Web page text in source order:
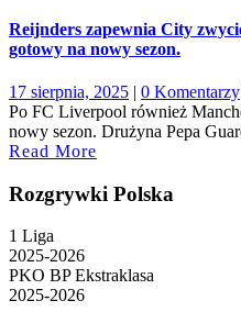
Reijnders zapewnia City
gotowy na nowy sezon.
17 sierpnia, 202517
sierpnia,
2025
| 0 Komentarzy
Po FC Liverpool również
nowy sezon. Drużyna Pepa
Read More
Rozgrywki Polska
1 Liga
2025-2026
PKO BP Ekstraklasa
2025-2026